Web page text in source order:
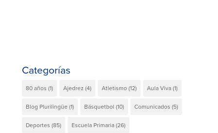
Categorías
80 años (1) Ajedrez (4) Atletismo(12) Aula Viva(1)
Blog Plurilingüe (1) Básquetbol (10) Comunicados (5)
Deportes (85) Escuela Primaria(26)